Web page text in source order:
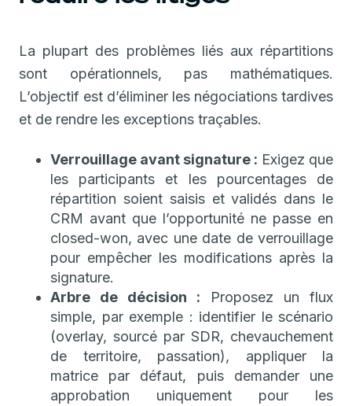
La plupart des problèmes liés aux répartitions
sont opérationnels, pas mathématiques.
L’objectif est d’éliminer les négociations tardives
et de rendre les exceptions traçables.
Verrouillage avant signature : Exigez que
les participants et les pourcentages de
répartition soient saisis et validés dans le
CRM avant que l’opportunité ne passe en
closed-won, avec une date de verrouillage
pour empêcher les modifications après la
signature.
Arbre de décision : Proposez un flux
simple, par exemple : identifier le scénario
(overlay, sourcé par SDR, chevauchement
de territoire, passation), appliquer la
matrice par défaut, puis demander une
approbation uniquement pour les